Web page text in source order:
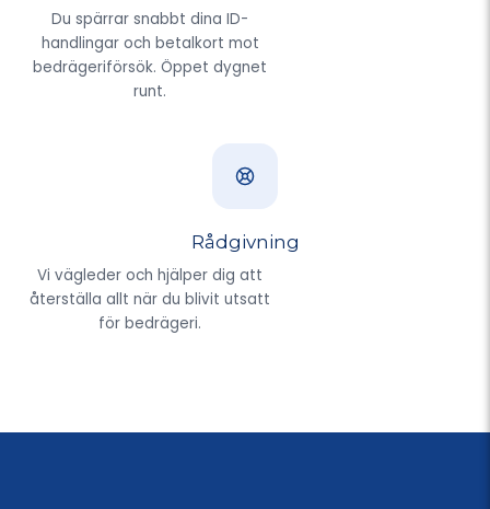
Du spärrar snabbt dina ID-
handlingar och betalkort mot
bedrägeriförsök. Öppet dygnet
runt.
Rådgivning
Vi vägleder och hjälper dig att
återställa allt när du blivit utsatt
för bedrägeri.